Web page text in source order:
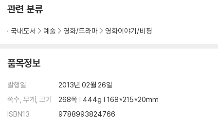
관련 분류
국내도서 예술 영화/드라마 영화이야기/비평
품목정보
발행일
2013년 02월 26일
쪽수, 무게, 크기
268쪽 | 444g | 168*215*20mm
ISBN13
9788993824766